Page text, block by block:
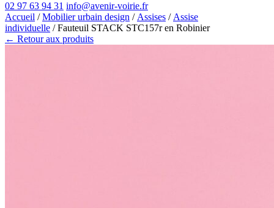
02 97 63 94 31 info@avenir-voirie.fr
Accueil /Mobilier urbain design / Assises / Assise
individuelle / Fauteuil STACK STC157r en Robinier
← Retour aux produits